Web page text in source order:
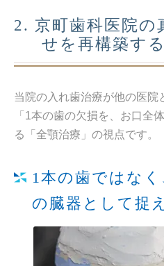
2. 京町歯科医院の
せを再構築す
当院の入れ歯治療が他の医院
「1本の歯の欠損を、お口全
る「全顎治療」の視点です。
1本の歯ではな
の臓器として捉